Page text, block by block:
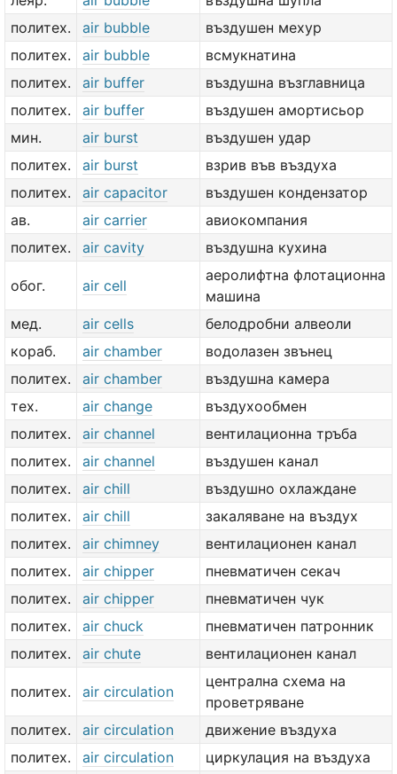
политех.
air bubble
въздушен мехур
политех.
air bubble
всмукнатина
политех.
air buffer
въздушна възглавница
политех.
air buffer
въздушен амортисьор
мин.
air burst
въздушен удар
политех.
air burst
взрив във въздуха
политех.
air capacitor
въздушен кондензатор
ав.
air carrier
авиокомпания
политех.
air cavity въздушна кухина
обог. air cell
аеролифтна флотационна
машина
мед.
air cells
белодробни алвеоли
кораб.
air chamber
водолазен звънец
политех.
air chamber
въздушна камера
тех.
air change
въздухообмен
политех.
air channel
вентилационна тръба
политех.
air channel
въздушен канал
политех.
air chill
въздушно охлаждане
политех.
air chill
закаляване на въздух
политех.
air chimney
вентилационен канал
политех.
air chipper
пневматичен секач
политех.
air chipper
пневматичен чук
политех.
air chuck
пневматичен патронник
политех.
air chute вентилационен канал
политех. air circulation
централна схема на
проветряване
политех.
air circulation
движение въздуха
политех.
air circulation
циркулация на въздуха